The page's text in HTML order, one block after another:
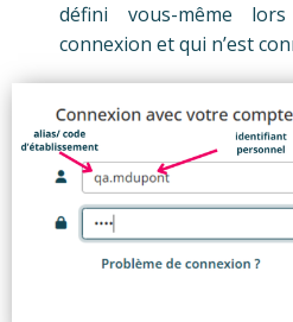
défini vous-même
connexion et qui n’est